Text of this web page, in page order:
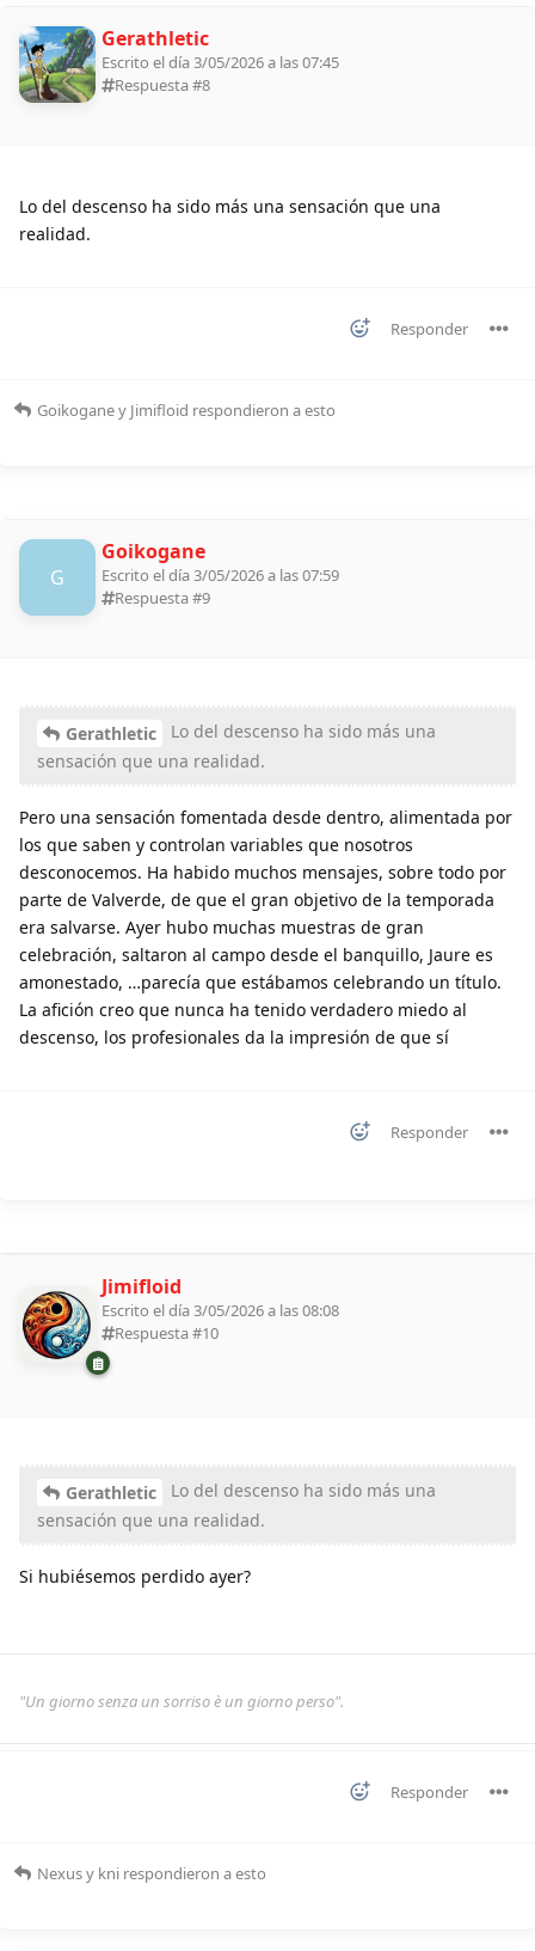
Gerathletic
Escrito el día 3/05/2026 a las 07:45
Respuesta #8
Lo del descenso ha sido más una sensación que una
realidad.
Responder
Goikoganey Jimifloid respondieron a esto
G
Goikogane
Escrito el día 3/05/2026 a las 07:59
Respuesta #9
Gerathletic
Lo del descenso ha sido más una
sensación que una realidad.
Pero una sensación fomentada desde dentro, alimentada por
los que saben y controlan variables que nosotros
desconocemos. Ha habido muchos mensajes, sobre todo por
parte de Valverde, de que el gran objetivo de la temporada
era salvarse. Ayer hubo muchas muestras de gran
celebración, saltaron al campo desde el banquillo, Jaure es
amonestado, …parecía que estábamos celebrando un título.
La afición creo que nunca ha tenido verdadero miedo al
descenso, los profesionales da la impresión de que sí
Responder
Jimifloid
Escrito el día 3/05/2026 a las 08:08
Respuesta #10
Gerathletic
Lo del descenso ha sido más una
sensación que una realidad.
Si hubiésemos perdido ayer?
"Un giorno senza un sorriso è un giorno perso".
Responder
Nexusy kni respondieron a esto